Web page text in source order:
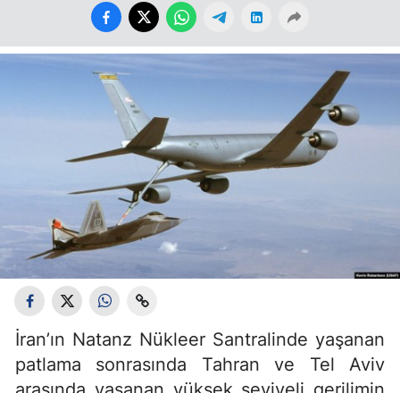
İran’ın Natanz Nükleer Santralinde yaşanan
patlama sonrasında Tahran ve Tel Aviv